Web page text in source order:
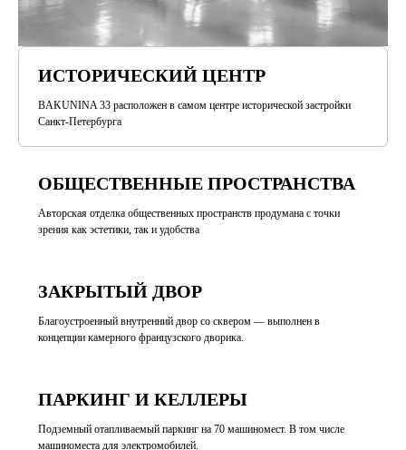
ИСТОРИЧЕСКИЙ ЦЕНТР
BAKUNINA 33 расположен в самом центре исторической застройки
Санкт-Петербурга
ОБЩЕСТВЕННЫЕ ПРОСТРАНСТВА
Авторская отделка общественных пространств продумана с точки
зрения как эстетики, так и удобства
ЗАКРЫТЫЙ ДВОР
Благоустроенный внутренний двор со сквером — выполнен в
концепции камерного французского дворика.
ПАРКИНГ И КЕЛЛЕРЫ
Подземный отапливаемый паркинг на 70 машиномест. В том числе
машиноместа для электромобилей.